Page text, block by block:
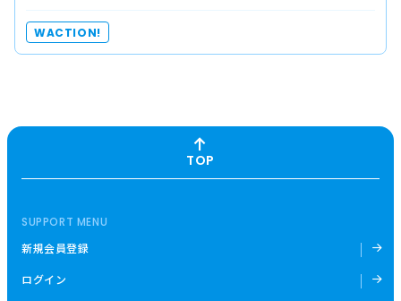
WACTION!
TOP
SUPPORT MENU
新規会員登録
ログイン